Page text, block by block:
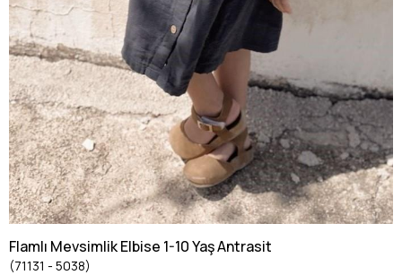
Flamlı Mevsimlik Elbise 1-10 Yaş Antrasit
(71131 - 5038)